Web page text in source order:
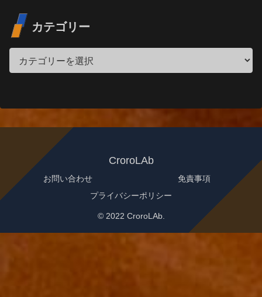
カテゴリー
CroroLAb
お問い合わせ
免責事項
プライバシーポリシー
© 2022 CroroLAb.